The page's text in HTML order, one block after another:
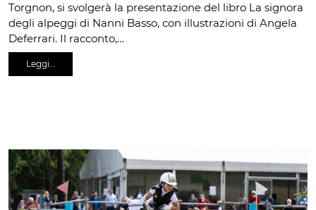
Torgnon, si svolgerà la presentazione del libro La signora
degli alpeggi di Nanni Basso, con illustrazioni di Angela
Deferrari. Il racconto,…
Leggi…